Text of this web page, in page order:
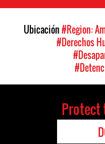
Ubicación#Region:
#Derechos
Protect